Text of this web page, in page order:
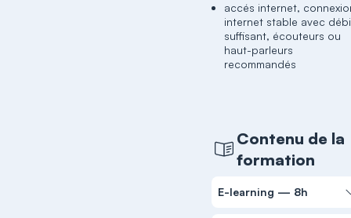
accés internet,
internet stable avec
suffisant, écouteurs ou
haut-parleurs
recommandés
Contenu de la
formation
E-learning — 8h